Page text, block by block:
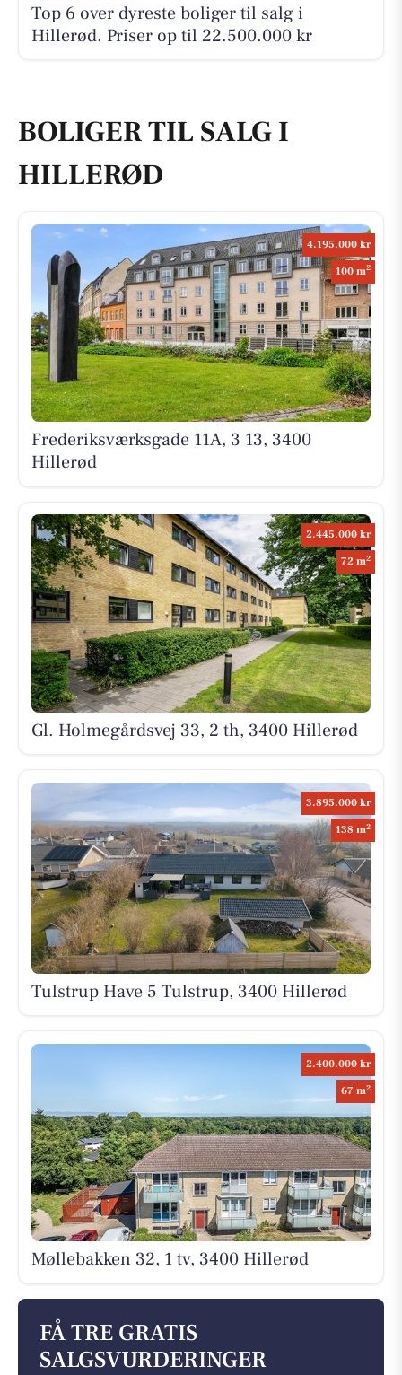
Top 6 over dyreste boliger til salg i
Hillerød. Priser op til 22.500.000 kr
BOLIGER TIL SALG I
HILLERØD
4.195.000 kr
100 m2
Frederiksværksgade 11A, 3 13, 3400
Hillerød
2.445.000 kr
72 m2
Gl. Holmegårdsvej 33, 2 th, 3400 Hillerød
3.895.000 kr
138 m2
Tulstrup Have 5 Tulstrup, 3400 Hillerød
2.400.000 kr
67 m2
Møllebakken 32, 1 tv, 3400 Hillerød
FÅ TRE GRATIS
SALGSVURDERINGER